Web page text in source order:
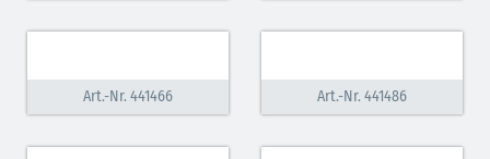
Art.-Nr. 441466 Art.-Nr. 441486